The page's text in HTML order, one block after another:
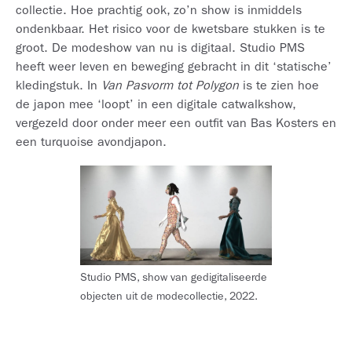
collectie. Hoe prachtig ook, zo’n show is inmiddels
ondenkbaar. Het risico voor de kwetsbare stukken is te
groot. De modeshow van nu is digitaal. Studio PMS
heeft weer leven en beweging gebracht in dit ‘statische’
kledingstuk. In Van Pasvorm tot Polygon is te zien hoe
de japon mee ‘loopt’ in een digitale catwalkshow,
vergezeld door onder meer een outfit van Bas Kosters en
een turquoise avondjapon.
Studio PMS, show van gedigitaliseerde
objecten uit de modecollectie, 2022.